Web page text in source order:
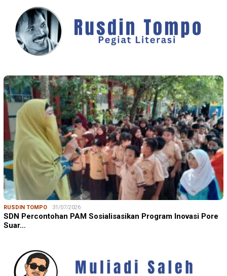
RUSDIN TOMPO 31/07/2026
SDN Percontohan PAM Sosialisasikan Program Inovasi Pore
Suar…